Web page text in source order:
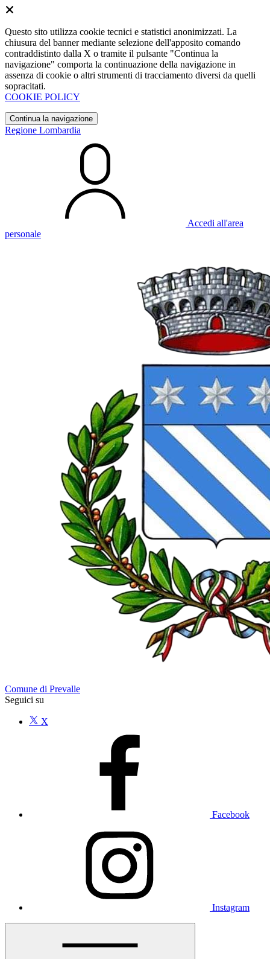
Questo sito utilizza cookie tecnici e statistici anonimizzati. La
chiusura del banner mediante selezione dell'apposito comando
contraddistinto dalla X o tramite il pulsante "Continua la
navigazione" comporta la continuazione della navigazione in
assenza di cookie o altri strumenti di tracciamento diversi da quelli
sopracitati.
COOKIE POLICY
Continua la navigazione
Regione Lombardia
Accedi all'area
personale
Comune di Prevalle
Seguici su
X
Facebook
Instagram